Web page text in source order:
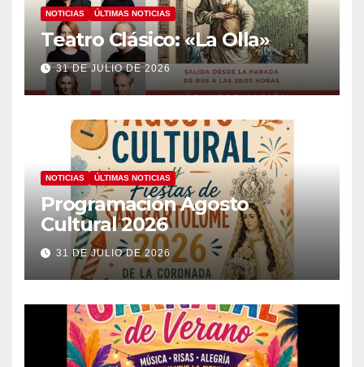
NOTICIAS ÚLTIMAS NOTICIAS
Teatro Clásico: «La Olla»
31 DE JULIO DE 2026
NOTICIAS ÚLTIMAS NOTICIAS
Programación Agosto
Cultural 2026
31 DE JULIO DE 2026